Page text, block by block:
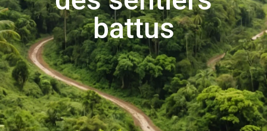
battus